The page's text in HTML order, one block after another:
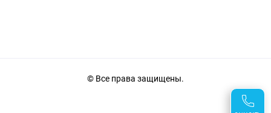
© Все права защищены.